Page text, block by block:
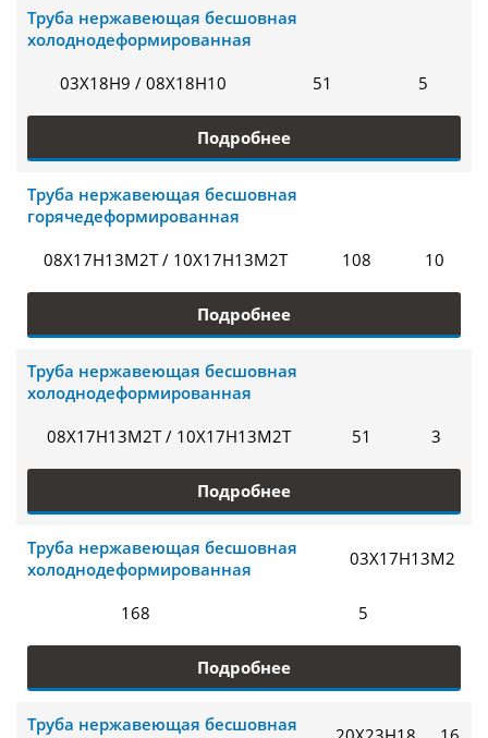
Труба нержавеющая бесшовная
холоднодеформированная
03Х18Н9 / 08Х18Н10
51 5
Подробнее
Труба нержавеющая бесшовная
горячедеформированная
08Х17Н13М2Т / 10Х17Н13М2Т
108 10
Подробнее
Труба нержавеющая бесшовная
холоднодеформированная
08Х17Н13М2Т / 10Х17Н13М2Т
51 3
Подробнее
Труба нержавеющая бесшовная
холоднодеформированная
03Х17Н13М2
168 5
Подробнее
Труба нержавеющая бесшовная